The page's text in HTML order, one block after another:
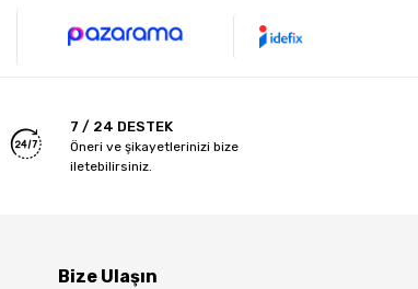
7 / 24 DESTEK
Öneri ve şikayetlerinizi bize
iletebilirsiniz.
Bize Ulaşın